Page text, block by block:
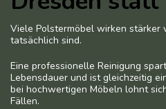
Viele Polstermöbel wirken stärker
tatsächlich sind.
Eine professionelle Reinigung
Lebensdauer und ist gleichzeitig
bei hochwertigen Möbeln lohnt
Fällen.